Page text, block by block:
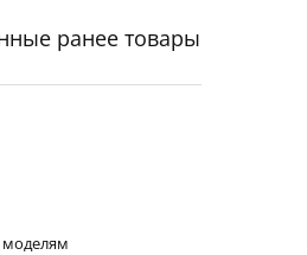
ранее товары